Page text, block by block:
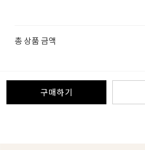
총 상품 금액
구매하기